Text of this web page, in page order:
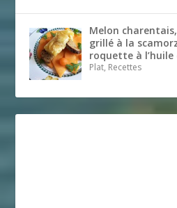
Melon
grillé à la
roquette à l’huile
Plat, Recettes